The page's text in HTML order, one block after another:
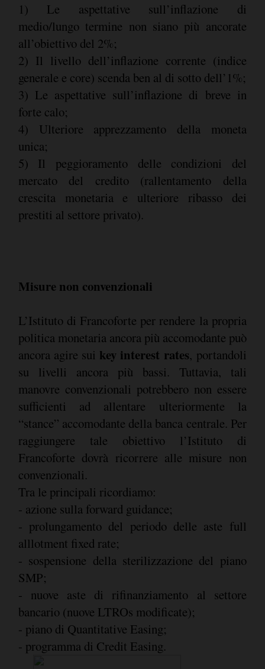
1) Le aspettative sull’inflazione di
medio/lungo termine non siano più ancorate
all’obiettivo del 2%;
2) Il livello dell’inflazione corrente (indice
generale e core) scenda ben al di sotto dell’1%;
3) Le aspettative sull’inflazione di breve in
forte calo;
4) Ulteriore apprezzamento della moneta
unica;
5) Il peggioramento delle condizioni del
mercato del credito (rallentamento della
crescita monetaria e ulteriore ribasso dei
prestiti al settore privato).
Misure non convenzionali
L’Istituto di Francoforte per rendere la propria
politica monetaria ancora più accomodante può
ancora agire sui key interest rates, portandoli
su livelli ancora più bassi. Tuttavia, tali
manovre convenzionali potrebbero non essere
sufficienti ad allentare ulteriormente la
“stance” accomodante della banca centrale. Per
raggiungere tale obiettivo l’Istituto di
Francoforte dovrà ricorrere alle misure non
convenzionali.
Tra le principali ricordiamo:
- azione sulla forward guidance;
- prolungamento del periodo delle aste full
alllotment fixed rate;
- sospensione della sterilizzazione del piano
SMP;
- nuove aste di rifinanziamento al settore
bancario (nuove LTROs modificate);
- piano di Quantitative Easing;
- programma di Credit Easing.